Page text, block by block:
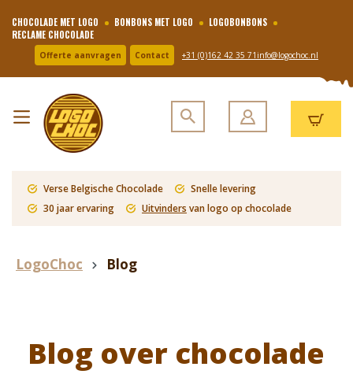
CHOCOLADE MET LOGO BONBONS MET LOGO
LOGOBONBONS
RECLAME CHOCOLADE
Offerte aanvragen Contact +31 (0)162 42 35 71 info@logochoc.nl
Verse Belgische Chocolade
Snelle levering
30 jaar ervaring
Uitvinders van logo op chocolade
LogoChoc Blog
Blog over chocolade